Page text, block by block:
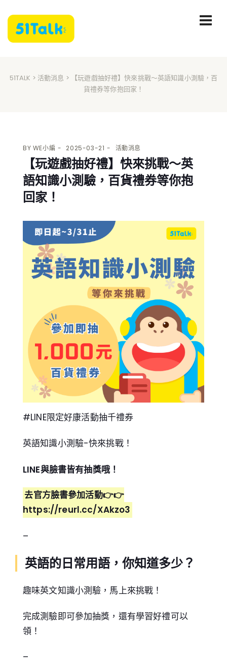
51TALK > 活動消息 > 【玩遊戲抽好禮】快來挑戰～英語知識小測驗，百
貨禮券等你抱回家！
BY WE小編 2025-03-21 活動消息
【玩遊戲抽好禮】快來挑戰～英
語知識小測驗，百貨禮券等你抱
回家！
#LINE限定好康活動抽千禮券
英語知識小測驗-快來挑戰！
LINE與臉書皆有抽獎哦！
去官方臉書參加活動👉👉
https://reurl.cc/XAkzo3
–
英語的日常用語，你知道多少？
趣味英文知識小測驗，馬上來挑戰！
完成測驗即可參加抽獎，還有學習好禮可以
領！
–